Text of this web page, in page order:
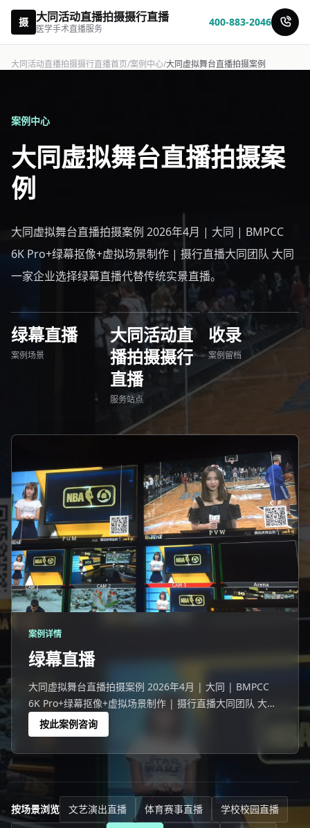
摄 大同活动直播拍摄摄行直播
医学手术直播服务
400-883-2046
大同活动直播拍摄摄行直播首页/案例中心/大同虚拟舞台直播拍摄案例
案例中心
大同虚拟舞台直播拍摄案
例
大同虚拟舞台直播拍摄案例 2026年4月 | 大同 | BMPCC
6K Pro+绿幕抠像+虚拟场景制作 | 摄行直播大同团队 大同
一家企业选择绿幕直播代替传统实景直播。
绿幕直播
案例场景
大同活动直
播拍摄摄行
直播
服务站点
收录
案例留档
案例详情
绿幕直播
大同虚拟舞台直播拍摄案例 2026年4月 | 大同 | BMPCC
6K Pro+绿幕抠像+虚拟场景制作 | 摄行直播大同团队 大同
一家企业选择绿幕直播代替传统实景直播。
按此案例咨询
按场景浏览 文艺演出直播 体育赛事直播
学校校园直播